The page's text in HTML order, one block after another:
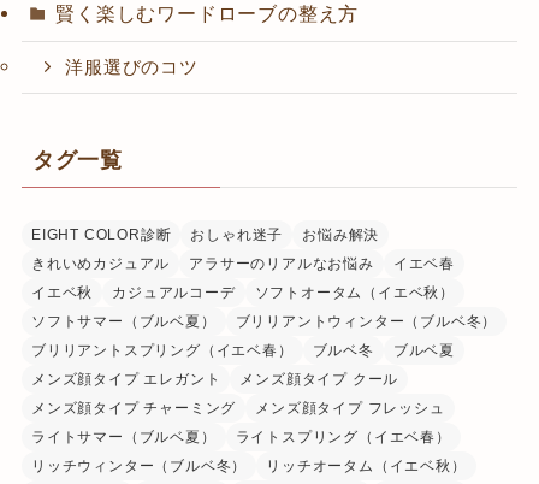
賢く楽しむワードローブの整え方
洋服選びのコツ
タグ一覧
EIGHT COLOR診断 おしゃれ迷子
お悩み解決
きれいめカジュアル
アラサーのリアルなお悩み
イエベ春
イエベ秋
カジュアルコーデ
ソフトオータム（イエベ秋）
ソフトサマー（ブルベ夏）
ブリリアントウィンター（ブルベ冬）
ブリリアントスプリング（イエベ春）
ブルベ冬
ブルベ夏
メンズ顔タイプ エレガント
メンズ顔タイプ クール
メンズ顔タイプ チャーミング
メンズ顔タイプ フレッシュ
ライトサマー（ブルベ夏）
ライトスプリング（イエベ春）
リッチウィンター（ブルベ冬）
リッチオータム（イエベ秋）